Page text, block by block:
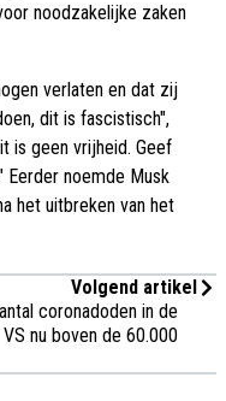
noodzakelijke zaken
verlaten en dat zij
dit is fascistisch",
is geen vrijheid. Geef
Eerder noemde Musk
het uitbreken van het
Volgend artikel
coronadoden in de
VS nu boven de 60.000